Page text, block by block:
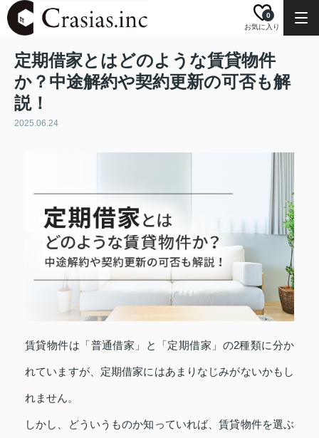
お気に入り
0
定期借家とはどのような賃貸物件
か？中途解約や契約更新の可否も解
説！
2025.06.24
賃貸物件は「普通借家」と「定期借家」の2種類に分か
れていますが、定期借家にはあまりなじみがないかもし
れません。
しかし、どういうものか知っていれば、賃貸物件を選ぶ